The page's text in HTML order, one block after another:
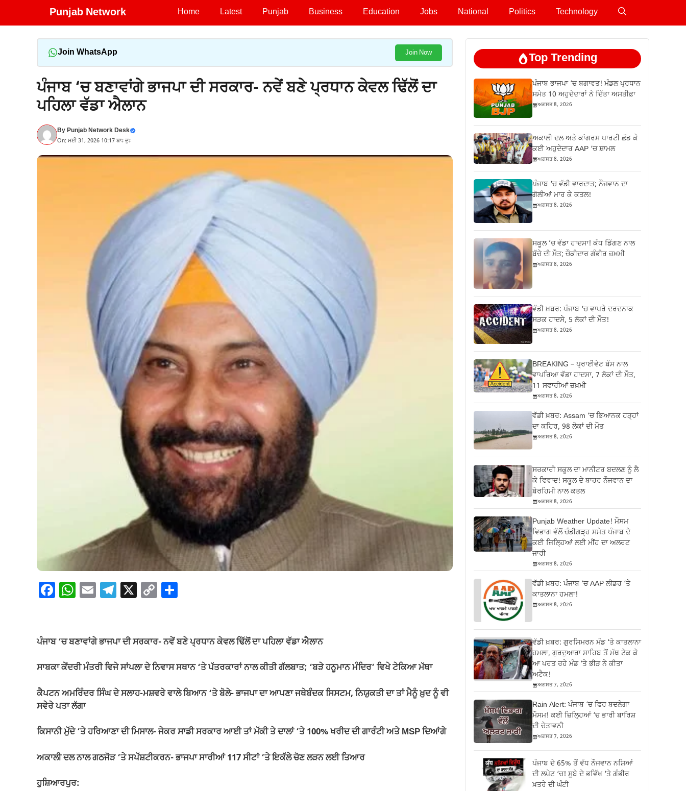
Punjab Network Home Latest Punjab Business Education Jobs National Politics Technology
Join WhatsApp Join Now
ਪੰਜਾਬ ‘ਚ ਬਣਾਵਾਂਗੇ ਭਾਜਪਾ ਦੀ ਸਰਕਾਰ- ਨਵੇਂ ਬਣੇ ਪ੍ਰਧਾਨ ਕੇਵਲ ਢਿੱਲੋਂ ਦਾ
ਪਹਿਲਾ ਵੱਡਾ ਐਲਾਨ
ByPunjab Network Desk
On: ਮਈ 31, 2026 10:17 ਬਾਃ ਦੁਃ
F
e
o
o
k
W
s
p
p
E T
gr
m
X C
y
n
k
e
ਪੰਜਾਬ ‘ਚ ਬਣਾਵਾਂਗੇ ਭਾਜਪਾ ਦੀ ਸਰਕਾਰ- ਨਵੇਂ ਬਣੇ ਪ੍ਰਧਾਨ ਕੇਵਲ ਢਿੱਲੋਂ ਦਾ ਪਹਿਲਾ ਵੱਡਾ ਐਲਾਨ
ਸਾਬਕਾ ਕੇਂਦਰੀ ਮੰਤਰੀ ਵਿਜੇ ਸਾਂਪਲਾ ਦੇ ਨਿਵਾਸ ਸਥਾਨ ‘ਤੇ ਪੱਤਰਕਾਰਾਂ ਨਾਲ ਕੀਤੀ ਗੱਲਬਾਤ; ‘ਬੜੇ ਹਨੂਮਾਨ ਮੰਦਿਰ’ ਵਿਖੇ ਟੇਕਿਆ ਮੱਥਾ
ਕੈਪਟਨ ਅਮਰਿੰਦਰ ਸਿੰਘ ਦੇ ਸਲਾਹ-ਮਸ਼ਵਰੇ ਵਾਲੇ ਬਿਆਨ ‘ਤੇ ਬੋਲੇ- ਭਾਜਪਾ ਦਾ ਆਪਣਾ ਜਥੇਬੰਦਕ ਸਿਸਟਮ, ਨਿਯੁਕਤੀ ਦਾ ਤਾਂ ਮੈਨੂੰ ਖ਼ੁਦ ਨੂੰ ਵੀ
ਸਵੇਰੇ ਪਤਾ ਲੱਗਾ
ਕਿਸਾਨੀ ਮੁੱਦੇ ‘ਤੇ ਹਰਿਆਣਾ ਦੀ ਮਿਸਾਲ- ਜੇਕਰ ਸਾਡੀ ਸਰਕਾਰ ਆਈ ਤਾਂ ਮੱਕੀ ਤੇ ਦਾਲਾਂ ‘ਤੇ 100% ਖਰੀਦ ਦੀ ਗਾਰੰਟੀ ਅਤੇ MSP ਦਿਆਂਗੇ
ਅਕਾਲੀ ਦਲ ਨਾਲ ਗਠਜੋੜ ‘ਤੇ ਸਪੱਸ਼ਟੀਕਰਨ- ਭਾਜਪਾ ਸਾਰੀਆਂ 117 ਸੀਟਾਂ ‘ਤੇ ਇਕੱਲੇ ਚੋਣ ਲੜਨ ਲਈ ਤਿਆਰ
ਹੁਸ਼ਿਆਰਪੁਰ:
Top Trending
ਪੰਜਾਬ ਭਾਜਪਾ ‘ਚ ਬਗਾਵਤ! ਮੰਡਲ ਪ੍ਰਧਾਨ
ਸਮੇਤ 10 ਅਹੁਦੇਦਾਰਾਂ ਨੇ ਦਿੱਤਾ ਅਸਤੀਫ਼ਾ
ਅਗਸਤ 8, 2026
ਅਕਾਲੀ ਦਲ ਅਤੇ ਕਾਂਗਰਸ ਪਾਰਟੀ ਛੱਡ ਕੇ
ਕਈ ਅਹੁਦੇਦਾਰ AAP ‘ਚ ਸ਼ਾਮਲ
ਅਗਸਤ 8, 2026
ਪੰਜਾਬ ‘ਚ ਵੱਡੀ ਵਾਰਦਾਤ; ਨੌਜਵਾਨ ਦਾ
ਗੋਲੀਆਂ ਮਾਰ ਕੇ ਕਤਲ!
ਅਗਸਤ 8, 2026
ਸਕੂਲ ’ਚ ਵੱਡਾ ਹਾਦਸਾ! ਕੰਧ ਡਿੱਗਣ ਨਾਲ
ਬੱਚੇ ਦੀ ਮੌਤ; ਚੌਕੀਦਾਰ ਗੰਭੀਰ ਜ਼ਖ਼ਮੀ
ਅਗਸਤ 8, 2026
ਵੱਡੀ ਖ਼ਬਰ: ਪੰਜਾਬ ‘ਚ ਵਾਪਰੇ ਦਰਦਨਾਕ
ਸੜਕ ਹਾਦਸੇ, 5 ਲੋਕਾਂ ਦੀ ਮੌਤ!
ਅਗਸਤ 8, 2026
BREAKING – ਪ੍ਰਾਈਵੇਟ ਬੱਸ ਨਾਲ
ਵਾਪਰਿਆ ਵੱਡਾ ਹਾਦਸਾ, 7 ਲੋਕਾਂ ਦੀ ਮੌਤ,
11 ਸਵਾਰੀਆਂ ਜ਼ਖ਼ਮੀ
ਅਗਸਤ 8, 2026
ਵੱਡੀ ਖ਼ਬਰ: Assam ‘ਚ ਭਿਆਨਕ ਹੜ੍ਹਾਂ
ਦਾ ਕਹਿਰ, 98 ਲੋਕਾਂ ਦੀ ਮੌਤ
ਅਗਸਤ 8, 2026
ਸਰਕਾਰੀ ਸਕੂਲ ਦਾ ਮਾਨੀਟਰ ਬਦਲਣ ਨੂੰ ਲੈ
ਕੇ ਵਿਵਾਦ! ਸਕੂਲ ਦੇ ਬਾਹਰ ਨੌਜਵਾਨ ਦਾ
ਬੇਰਹਿਮੀ ਨਾਲ ਕਤਲ
ਅਗਸਤ 8, 2026
Punjab Weather Update! ਮੌਸਮ
ਵਿਭਾਗ ਵੱਲੋਂ ਚੰਡੀਗੜ੍ਹ ਸਮੇਤ ਪੰਜਾਬ ਦੇ
ਕਈ ਜ਼ਿਲ੍ਹਿਆਂ ਲਈ ਮੀਂਹ ਦਾ ਅਲਰਟ
ਜਾਰੀ
ਅਗਸਤ 8, 2026
ਵੱਡੀ ਖ਼ਬਰ: ਪੰਜਾਬ ‘ਚ AAP ਲੀਡਰ ‘ਤੇ
ਕਾਤਲਾਨਾ ਹਮਲਾ!
ਅਗਸਤ 8, 2026
ਵੱਡੀ ਖ਼ਬਰ: ਗੁਰਸਿਮਰਨ ਮੰਡ ‘ਤੇ ਕਾਤਲਾਨਾ
ਹਮਲਾ, ਗੁਰਦੁਆਰਾ ਸਾਹਿਬ ਤੋਂ ਮੱਥ ਟੇਕ ਕੇ
ਆ ਪਰਤ ਰਹੇ ਮੰਡ ‘ਤੇ ਭੀੜ ਨੇ ਕੀਤਾ
ਅਟੈਕ!
ਅਗਸਤ 7, 2026
Rain Alert: ਪੰਜਾਬ ‘ਚ ਫਿਰ ਬਦਲੇਗਾ
ਮੌਸਮ! ਕਈ ਜ਼ਿਲ੍ਹਿਆਂ ‘ਚ ਭਾਰੀ ਬਾਰਿਸ਼
ਦੀ ਚੇਤਾਵਨੀ
ਅਗਸਤ 7, 2026
ਪੰਜਾਬ ਦੇ 65% ਤੋਂ ਵੱਧ ਨੌਜਵਾਨ ਨਸ਼ਿਆਂ
ਦੀ ਲਪੇਟ ‘ਚ! ਸੂਬੇ ਦੇ ਭਵਿੱਖ ‘ਤੇ ਗੰਭੀਰ
ਖ਼ਤਰੇ ਦੀ ਘੰਟੀ